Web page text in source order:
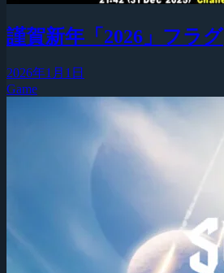
謹賀新年「2026」フラグ
2026年1月1日
Game